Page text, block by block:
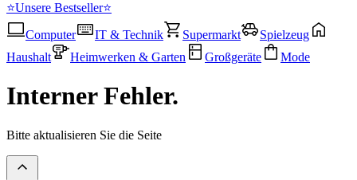
⭐Unsere Bestseller⭐
Computer
IT & Technik Supermarkt
Spielzeug
Haushalt
Heimwerken & Garten Großgeräte Mode
Interner Fehler.
Bitte aktualisieren Sie die Seite